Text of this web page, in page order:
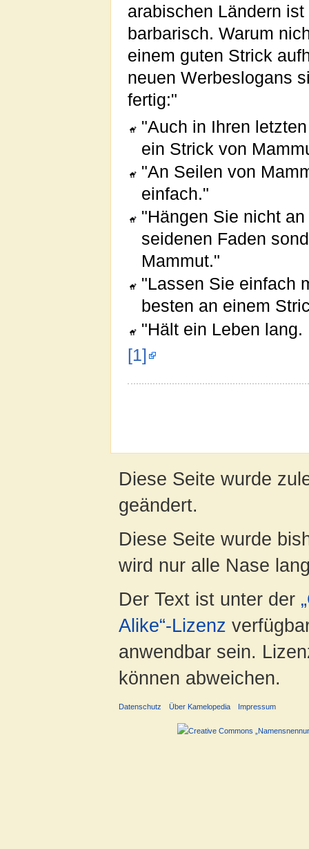
arabischen Ländern ist
barbarisch. Warum
einem guten Strick
neuen Werbeslogans
fertig:"
"Auch in Ihren
ein Strick von
"An Seilen von
einfach."
"Hängen Sie nicht
seidenen Faden
Mammut."
"Lassen Sie einfach
besten an einem
"Hält ein Leben
[1]
Diese Seite wurde
geändert.
Diese Seite wurde
wird nur alle Nase
Der Text ist unter der
Alike“-Lizenz
anwendbar sein.
können abweichen.
Datenschutz Über Kamelopedia Impressum